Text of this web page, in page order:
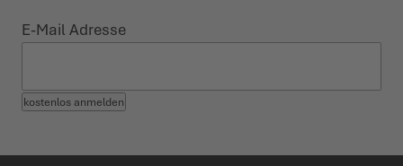
E-Mail Adresse
kostenlos anmelden